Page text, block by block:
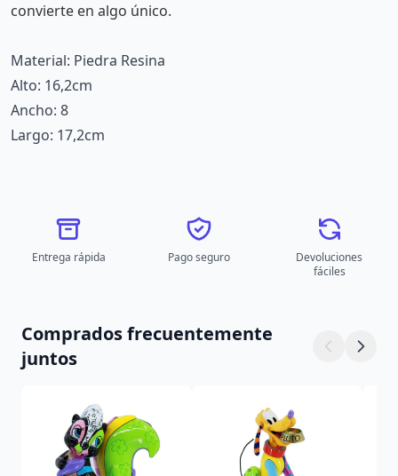
convierte en algo único.
Material: Piedra Resina
Alto: 16,2cm
Ancho: 8
Largo: 17,2cm
Entrega rápida Pago seguro
Devoluciones
fáciles
Comprados frecuentemente
juntos